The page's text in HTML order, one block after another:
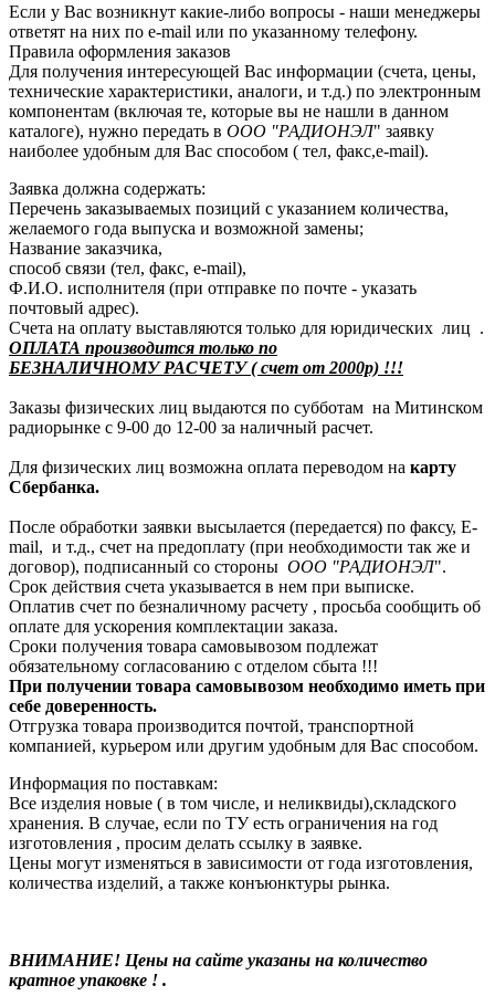
Если у Вас возникнут какие-либо вопросы - наши менеджеры
ответят на них по e-mail или по указанному телефону.
Правила оформления заказов
Для получения интересующей Вас информации (счета, цены,
технические характеристики, аналоги, и т.д.) по электронным
компонентам (включая те, которые вы не нашли в данном
каталоге), нужно передать в ООО "РАДИОНЭЛ" заявку
наиболее удобным для Вас способом ( тел, факс,e-mail).
Заявка должна содержать:
Перечень заказываемых позиций с указанием количества,
желаемого года выпуска и возможной замены;
Название заказчика,
способ связи (тел, факс, e-mail),
Ф.И.О. исполнителя (при отправке по почте - указать
почтовый адрес).
Счета на оплату выставляются только для юридических лиц .
ОПЛАТА производится только по
БЕЗНАЛИЧНОМУ РАСЧЕТУ ( счет от 2000р) !!!
Заказы физических лиц выдаются по субботам на Митинском
радиорынке с 9-00 до 12-00 за наличный расчет.
Для физических лиц возможна оплата переводом на карту
Сбербанка.
После обработки заявки высылается (передается) по факсу, E-
mail, и т.д., счет на предоплату (при необходимости так же и
договор), подписанный со стороны ООО "РАДИОНЭЛ".
Срок действия счета указывается в нем при выписке.
Оплатив счет по безналичному расчету , просьба сообщить об
оплате для ускорения комплектации заказа.
Сроки получения товара самовывозом подлежат
обязательному согласованию с отделом сбыта !!!
При получении товара самовывозом необходимо иметь при
себе доверенность.
Отгрузка товара производится почтой, транспортной
компанией, курьером или другим удобным для Вас способом.
Информация по поставкам:
Все изделия новые ( в том числе, и неликвиды),складского
хранения. В случае, если по ТУ есть ограничения на год
изготовления , просим делать ссылку в заявке.
Цены могут изменяться в зависимости от года изготовления,
количества изделий, а также конъюнктуры рынка.
ВНИМАНИЕ! Цены на сайте указаны на количество
кратное упаковке ! .